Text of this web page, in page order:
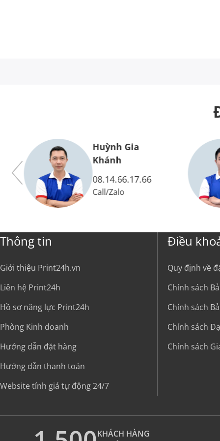
Huỳnh Gia
Khánh
08.14.66.17.66
Call/Zalo
Thông tin
Giới thiệu Print24h.vn
Liên hệ Print24h
Hồ sơ năng lực Print24h
Phòng Kinh doanh
Hướng dẫn đặt hàng
Hướng dẫn thanh toán
Website tính giá tự động 24/7
Điều
Quy định về
Chính sách
Chính sách
Chính sách
Chính sách
KHÁCH HÀNG